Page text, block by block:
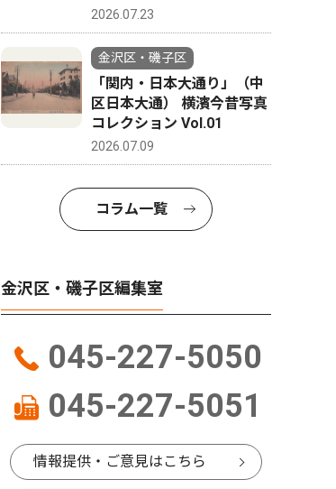
2026.07.23
金沢区・磯子区
「関内・日本大通り」（中
区日本大通） 横濱今昔写真
コレクション Vol.01
2026.07.09
コラム一覧
金沢区・磯子区編集室
045-227-5050
045-227-5051
情報提供・ご意見はこちら